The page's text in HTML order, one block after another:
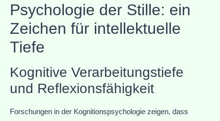
Psychologie der Stille: ein
Zeichen für intellektuelle
Tiefe
Kognitive Verarbeitungstiefe
und Reflexionsfähigkeit
Forschungen in der Kognitionspsychologie zeigen, dass